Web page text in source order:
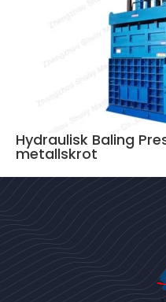
Hydraulisk Baling
metallskrot